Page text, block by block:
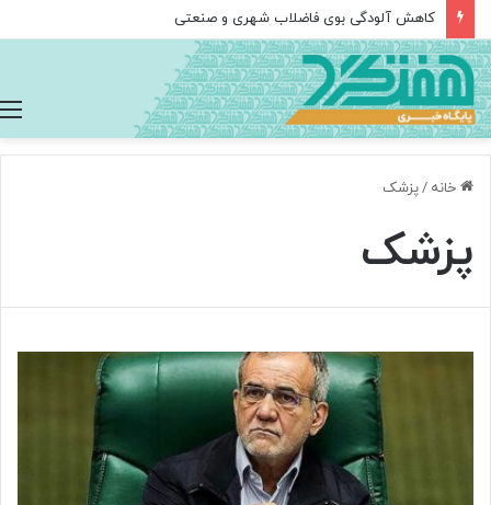
کاهش آلودگی بوی فاضلاب شهری و صنعتی
خانه /پزشک
پزشک